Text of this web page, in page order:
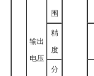
输出
电压
围
精
度
分